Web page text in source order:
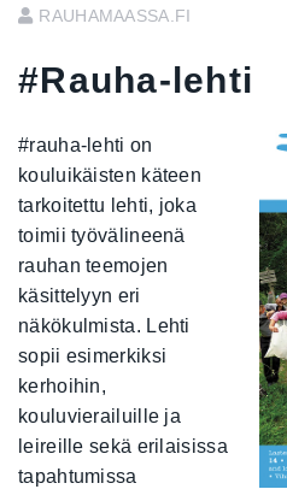
RAUHAMAASSA.FI
#Rauha-lehti
#rauha-lehti on
kouluikäisten käteen
tarkoitettu lehti, joka
toimii työvälineenä
rauhan teemojen
käsittelyyn eri
näkökulmista. Lehti
sopii esimerkiksi
kerhoihin,
kouluvierailuille ja
leireille sekä erilaisissa
tapahtumissa